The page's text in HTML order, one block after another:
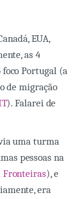
EUA,
as 4
Portugal (a
de migração
). Falarei de
uma turma
pessoas na
Fronteiras), e
era